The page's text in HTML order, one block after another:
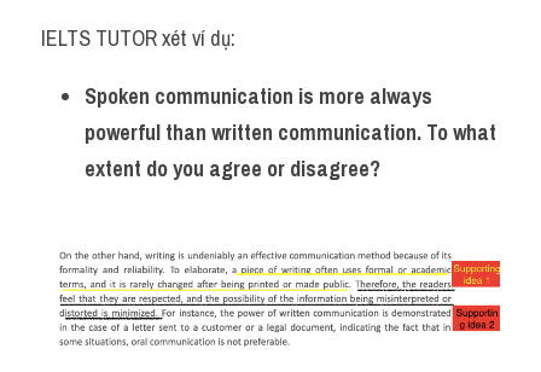
IELTS TUTOR xét ví dụ:
Spoken communication is more always
powerful than written communication. To what
extent do you agree or disagree?